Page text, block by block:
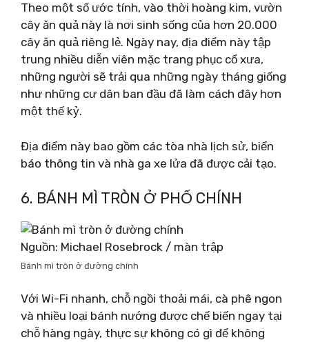
Theo một số ước tính, vào thời hoàng kim, vườn
cây ăn quả này là nơi sinh sống của hơn 20.000
cây ăn quả riêng lẻ. Ngày nay, địa điểm này tập
trung nhiều diễn viên mặc trang phục cổ xưa,
những người sẽ trải qua những ngày tháng giống
như những cư dân ban đầu đã làm cách đây hơn
một thế kỷ.
Địa điểm này bao gồm các tòa nhà lịch sử, biển
báo thông tin và nhà ga xe lửa đã được cải tạo.
6. BÁNH MÌ TRÒN Ở PHỐ CHÍNH
Nguồn: Michael Rosebrock / màn trập
Bánh mì tròn ở đường chính
Với Wi-Fi nhanh, chỗ ngồi thoải mái, cà phê ngon
và nhiều loại bánh nướng được chế biến ngay tại
chỗ hàng ngày, thực sự không có gì để không